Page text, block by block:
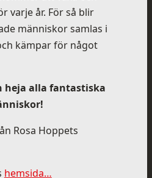
varje år. För så blir
människor samlas i
kämpar för något
heja alla fantastiska
Rosa Hoppets
hemsida…